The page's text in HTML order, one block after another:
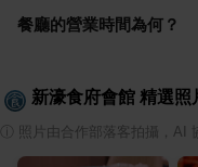
餐廳的營業時間為何？
新濠食府會館 精選照
照片由合作部落客拍攝，AI